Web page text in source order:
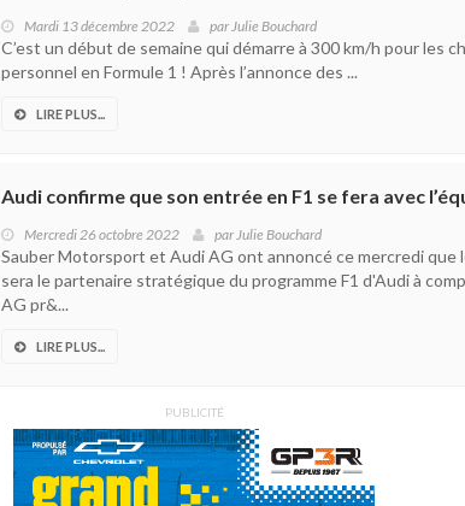
Mardi 13 décembre 2022 parJulie Bouchard
C’est un début de semaine qui démarre à 300 km/h pour les
personnel en Formule 1 ! Après l’annonce des ...
LIRE PLUS...
Audi confirme que son entrée en F1 se fera avec
Mercredi 26 octobre 2022 parJulie Bouchard
Sauber Motorsport et Audi AG ont annoncé ce mercredi que
sera le partenaire stratégique du programme F1 d'Audi à
AG pr&...
LIRE PLUS...
PUBLICITÉ